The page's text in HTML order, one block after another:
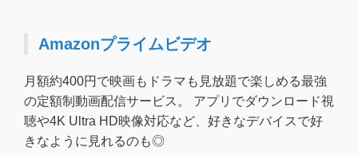
Amazonプライムビデオ
月額約400円で映画もドラマも見放題で楽しめる最強
の定額制動画配信サービス。 アプリでダウンロード視
聴や4K Ultra HD映像対応など、好きなデバイスで好
きなように見れるのも◎